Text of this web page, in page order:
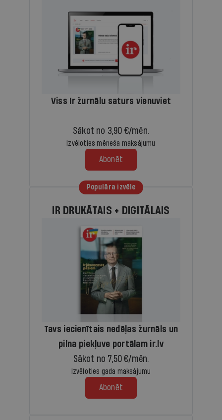
Viss Ir žurnālu saturs vienuviet
Sākot no 3,90 €/mēn.
Izvēloties mēneša maksājumu
Abonēt
Populāra izvēle
IR DRUKĀTAIS + DIGITĀLAIS
Tavs iecienītais nedēļas žurnāls un
pilna piekļuve portālam ir.lv
Sākot no 7,50 €/mēn.
Izvēloties gada maksājumu
Abonēt